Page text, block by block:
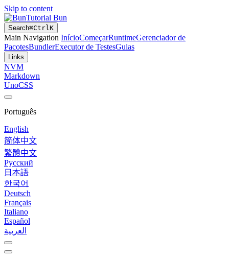
Skip to content
Tutorial Bun
Search⌘CtrlK
Main Navigation InícioComeçarRuntimeGerenciador de
PacotesBundlerExecutor de TestesGuias
Links
NVM
Markdown
UnoCSS
Português
English
简体中文
繁體中文
Русский
日本語
한국어
Deutsch
Français
Italiano
Español
العربية